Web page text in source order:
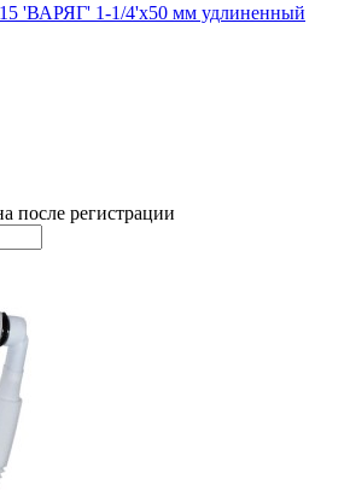
'ВАРЯГ' 1-1/4'х50 мм удлиненный
после регистрации